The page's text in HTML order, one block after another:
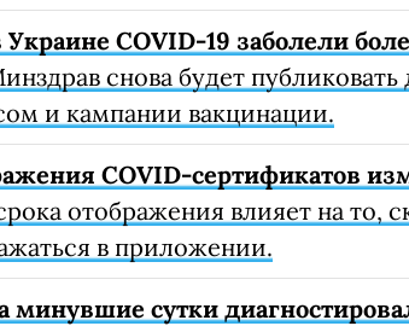
COVID-19 заболели
снова будет
и кампании вакцинации.
COVID-сертификатов
отображения влияет на то,
в приложении.
минувшие сутки